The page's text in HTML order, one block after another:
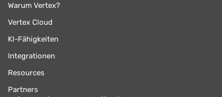
Warum Vertex?
Vertex Cloud
KI-Fähigkeiten
Integrationen
Resources
Partners